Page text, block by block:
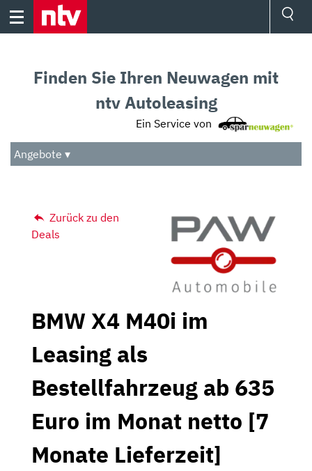
Skip
Audio
Das Beste
Finden Sie Ihren Neuwagen mit
ntv Autoleasing
Ein Service von
Angebote ▾
Zurück zu den
Deals
BMW X4 M40i im
Leasing als
Bestellfahrzeug ab 635
Euro im Monat netto [7
Monate Lieferzeit]